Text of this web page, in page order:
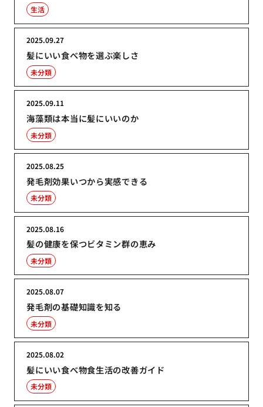
生活
髪にいい食べ物を選ぶ楽しさ
2025.09.27
未分類
海藻類は本当に髪にいいのか
2025.09.11
未分類
発毛剤効果いつから実感できる
2025.08.25
未分類
髪の健康を保つビタミン群の恵み
2025.08.16
未分類
発毛剤の基礎知識を知る
2025.08.07
未分類
髪にいい食べ物食生活の改善ガイド
2025.08.02
未分類